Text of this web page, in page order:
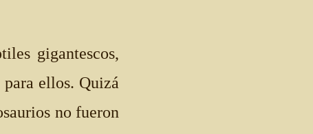
gigantescos,
ellos. Quizá
no fueron